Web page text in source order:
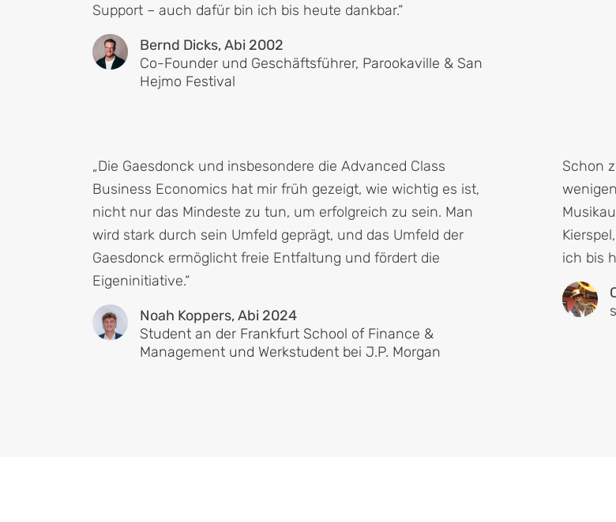
Support – auch dafür bin ich bis heute dankbar.“
Bernd Dicks, Abi 2002
Co-Founder und Geschäftsführer, Parookaville & San
Hejmo Festival
„Die Gaesdonck und insbesondere die Advanced Class
Business Economics hat mir früh gezeigt, wie wichtig es ist,
nicht nur das Mindeste zu tun, um erfolgreich zu sein. Man
wird stark durch sein Umfeld geprägt, und das Umfeld der
Gaesdonck ermöglicht freie Entfaltung und fördert die
Eigeninitiative.“
Noah Koppers, Abi 2024
Student an der Frankfurt School of Finance &
Management und Werkstudent bei J.P. Morgan
Schon
ich bis